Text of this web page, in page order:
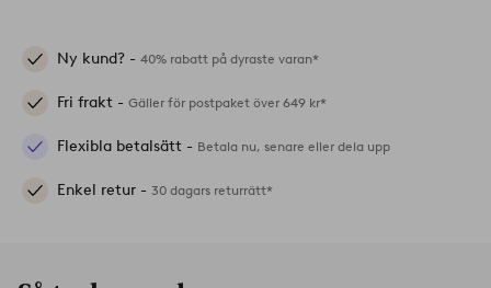
Ny kund? - 40% rabatt på dyraste varan*
Fri frakt - Gäller för postpaket över 649 kr*
Flexibla betalsätt - Betala nu, senare eller dela upp
Enkel retur - 30 dagars returrätt*